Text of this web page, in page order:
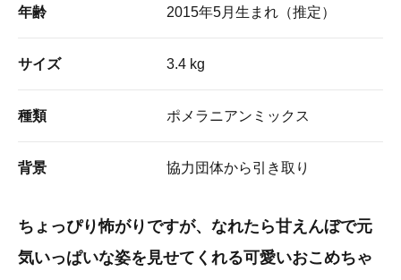
年齢 2015年5月生まれ（推定）
サイズ 3.4 kg
種類 ポメラニアンミックス
背景 協力団体から引き取り
ちょっぴり怖がりですが、なれたら甘えんぼで元
気いっぱいな姿を見せてくれる可愛いおこめちゃ